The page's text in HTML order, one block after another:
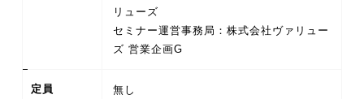
リューズ
セミナー運営事務局：株式会社ヴァリュー
ズ 営業企画G
定員 無し